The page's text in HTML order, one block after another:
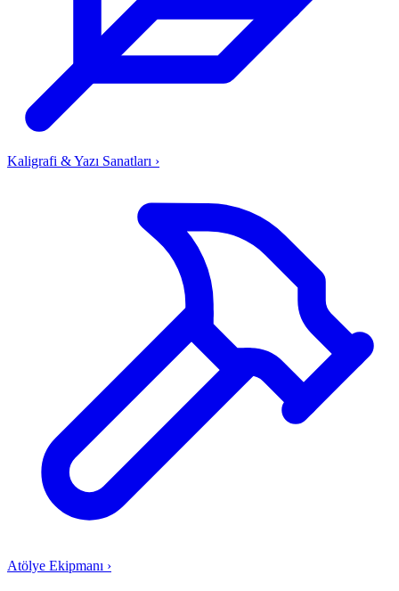
Kaligrafi & Yazı Sanatları ›
Atölye Ekipmanı ›